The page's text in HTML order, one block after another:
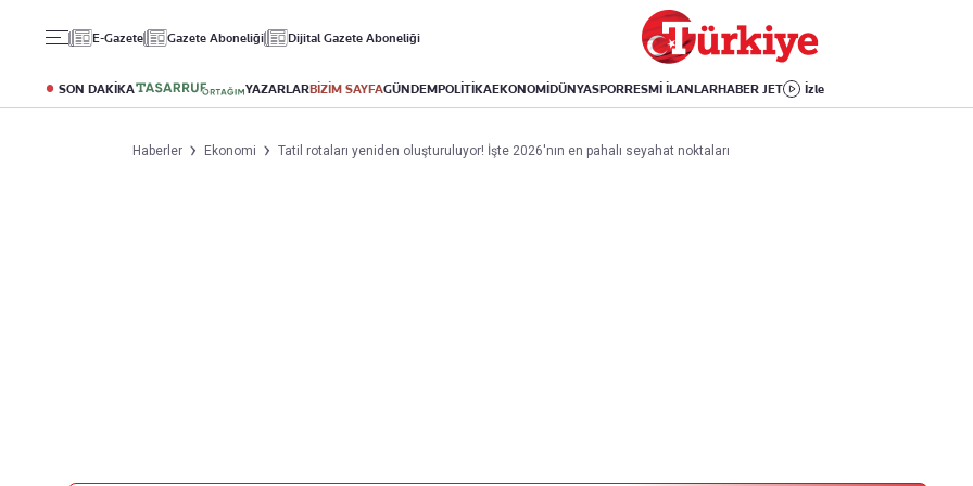
E-Gazete Gazete Aboneliği Dijital Gazete Aboneliği
SON DAKİKA YAZARLARBİZİM SAYFAGÜNDEMPOLİTİKAEKONOMİDÜNYASPORRESMİ İLANLARHABER JET İzle
Altın
Döviz
Kripto Para
Puan Durumu
Fikstür
Avrupa Ligi
Avrupa
Amerika
İsrail-Gazze
Yaşam
Sağlık
Yemek
Aktüel
Kitap
Haberler Ekonomi Tatil rotaları yeniden oluşturuluyor! İşte 2026'nın en pahalı seyahat noktaları